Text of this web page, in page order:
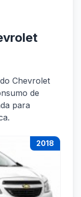
Chevrolet
de
para
2018